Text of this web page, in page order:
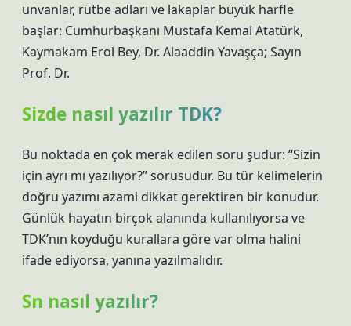
unvanlar, rütbe adları ve lakaplar büyük harfle
başlar: Cumhurbaşkanı Mustafa Kemal Atatürk,
Kaymakam Erol Bey, Dr. Alaaddin Yavaşça; Sayın
Prof. Dr.
Sizde nasıl yazılır TDK?
Bu noktada en çok merak edilen soru şudur: “Sizin
için ayrı mı yazılıyor?” sorusudur. Bu tür kelimelerin
doğru yazımı azami dikkat gerektiren bir konudur.
Günlük hayatın birçok alanında kullanılıyorsa ve
TDK’nın koyduğu kurallara göre var olma halini
ifade ediyorsa, yanına yazılmalıdır.
Sn nasıl yazılır?